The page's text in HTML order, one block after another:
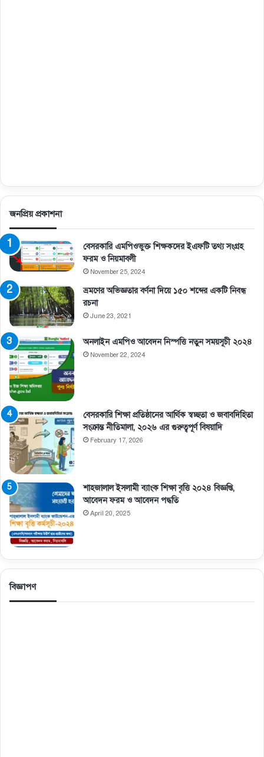
জনপ্রিয় প্রকাশনা
বেসরকারি এমপিওভুক্ত শিক্ষকদের ইএফটি তথ্য সংগ্রহ
ফরম ও নিয়মাবলী
November 25, 2024
ভ্রমণের অভিজ্ঞতার বর্ণনা দিয়ে ১৫০ শব্দের একটি নিবন্ধ
রচনা
June 23, 2021
অনলাইন এমপিও আবেদন নিস্পত্তি নতুন সময়সূচী ২০২৪
November 22, 2024
বেসরকারি শিক্ষা প্রতিষ্ঠানের আর্থিক স্বচ্ছতা ও জবাবদিহিতা
সংক্রান্ত নীতিমালা, ২০২৬ এর গুরুত্বপূর্ণ বিষয়াদি
February 17, 2026
শাহজালাল ইসলামী ব্যাংক শিক্ষা বৃত্তি ২০২৪ বিজ্ঞপ্তি,
আবেদন ফরম ও আবেদন পদ্ধতি
April 20, 2025
বিজ্ঞাপণ